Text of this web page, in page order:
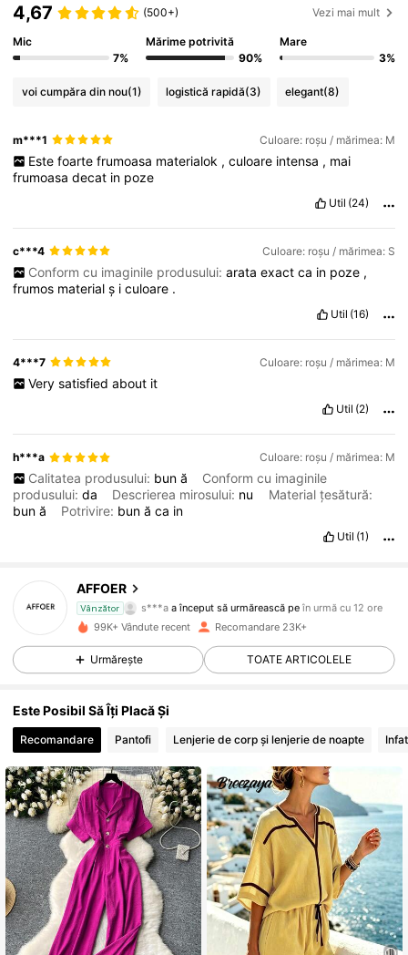
4,67 (500+) Vezi mai mult
Mic
7%
Mărime potrivită
90%
Mare
3%
voi cumpăra din nou(1) logistică rapidă(3) elegant(8)
m***1 Culoare: roșu / mărimea: M
Este foarte frumoasa materialok , culoare intensa , mai
frumoasadecat in poze
Util (24)
c***4 Culoare: roșu / mărimea: S
Conform cu imaginile produsului: arata exact ca in poze ,
frumos materialș iculoare .
Util (16)
4***7 Culoare: roșu / mărimea: M
Very satisfied about it
Util (2)
h***a Culoare: roșu / mărimea: M
Calitatea produsului: bun ă
Conform cu imaginile
produsului:da Descrierea mirosului: nu
Material țesătură:
bună Potrivire: bunăca in
Util (1)
AFFOER
Vânzător s***a a început să urmărească pe în urmă cu 12 ore
d***2navighează
4,67 4.7K Urmăritori
4,67 4.7K Urmăritori
4,67 4.7K Urmăritori
99K+ Vândute recent Recomandare 23K+
Urmărește TOATE ARTICOLELE
Este Posibil Să Îți Placă Și
Recomandare Pantofi Lenjerie de corp și lenjerie de noapte